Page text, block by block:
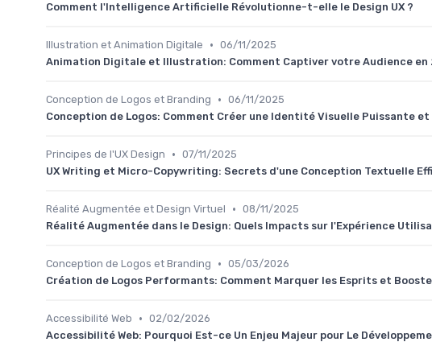
Comment l'Intelligence Artificielle Révolutionne-t-elle le Design UX ?
Illustration et Animation Digitale • 06/11/2025
Animation Digitale et Illustration: Comment Captiver votre Audience en
Conception de Logos et Branding • 06/11/2025
Conception de Logos: Comment Créer une Identité Visuelle Puissante et
Principes de l'UX Design • 07/11/2025
UX Writing et Micro-Copywriting: Secrets d'une Conception Textuelle
Réalité Augmentée et Design Virtuel • 08/11/2025
Réalité Augmentée dans le Design: Quels Impacts sur l'Expérience
Conception de Logos et Branding • 05/03/2026
Création de Logos Performants: Comment Marquer les Esprits et
Accessibilité Web • 02/02/2026
Accessibilité Web: Pourquoi Est-ce Un Enjeu Majeur pour Le